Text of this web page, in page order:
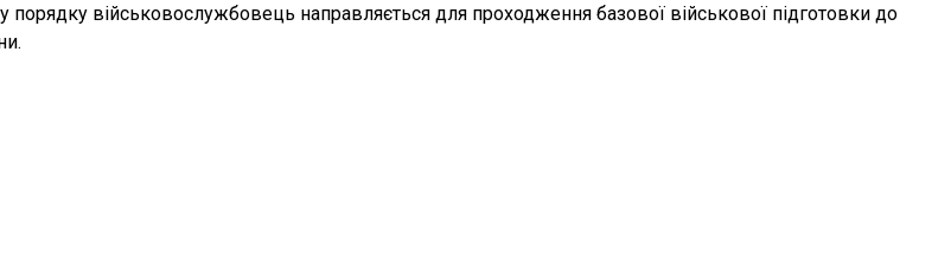
порядку військовослужбовець направляється для проходження базової військової підготовки до